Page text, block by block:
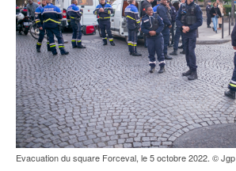
Evacuation du square Forceval, le 5 octobre 2022. © Jgp